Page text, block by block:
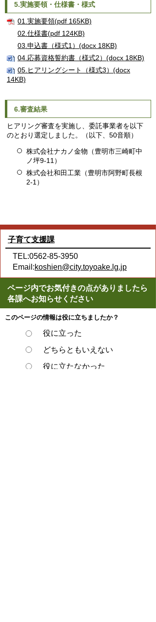
5.実施要領・仕様書・様式
01.実施要領(pdf 165KB)
02.仕様書(pdf 124KB)
03.申込書（様式1）(docx 18KB)
04.応募資格誓約書（様式2）(docx 18KB)
05.ヒアリングシート（様式3）(docx
14KB)
6.審査結果
ヒアリング審査を実施し、委託事業者を以下
のとおり選定しました。（以下、50音順）
株式会社ナカノ金物（豊明市三崎町中
ノ坪9-11）
株式会社和田工業（豊明市阿野町長根
2-1）
子育て支援課
TEL:0562-85-3950
Email:koshien@city.toyoake.lg.jp
ページ内でお気付きの点がありましたら
各課へお知らせください
このページの情報は役に立ちましたか？
役に立った
どちらともいえない
役に立たなかった